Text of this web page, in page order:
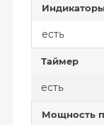
есть
Таймер
есть
Мощность